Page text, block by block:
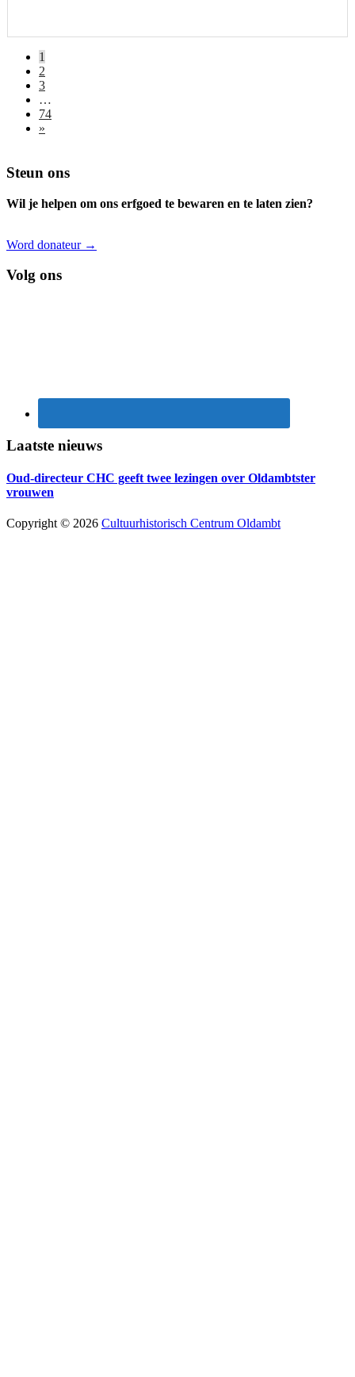
1
2
3
…
74
»
Footer
Steun ons
Wil je helpen om ons erfgoed te bewaren en te laten zien?
Word donateur →
Volg ons
Laatste nieuws
Oud-directeur CHC geeft twee lezingen over Oldambtster
vrouwen
Copyright © 2026 Cultuurhistorisch Centrum Oldambt